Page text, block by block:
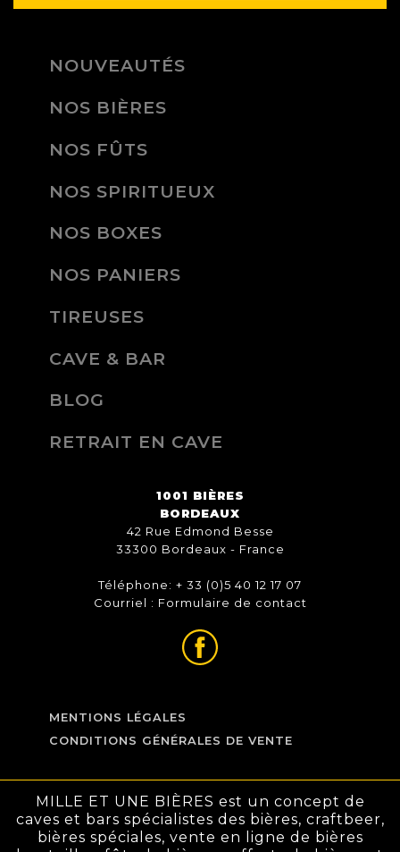
NOUVEAUTÉS
NOS BIÈRES
NOS FÛTS
NOS SPIRITUEUX
NOS BOXES
NOS PANIERS
TIREUSES
CAVE & BAR
BLOG
RETRAIT EN CAVE
1001 BIÈRES
BORDEAUX
42 Rue Edmond Besse
33300 Bordeaux - France
Téléphone: + 33 (0)5 40 12 17 07
Courriel : Formulaire de contact
MENTIONS LÉGALES
CONDITIONS GÉNÉRALES DE VENTE
MILLE ET UNE BIÈRES est un concept de
caves et bars spécialistes des bières, craftbeer,
bières spéciales, vente en ligne de bières